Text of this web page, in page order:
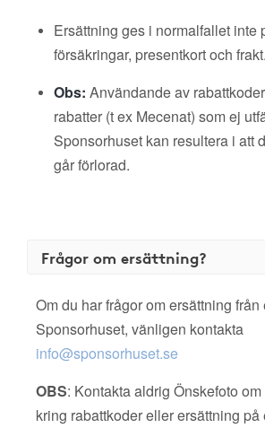
Ersättning ges i normalfallet inte
försäkringar, presentkort och frakt.
Obs: Användande av
rabatter (t ex Mecenat) som ej
Sponsorhuset kan resultera i att
går förlorad.
Frågor om ersättning?
Om du har frågor om ersättning från
Sponsorhuset, vänligen kontakta
info@sponsorhuset.se
OBS: Kontakta aldrig Önskefoto
kring rabattkoder eller ersättning på